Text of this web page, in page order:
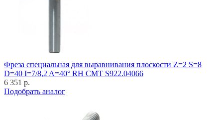
Фреза специальная для выравнивания плоскости Z=2 S=8
D=40 I=7/8,2 A=40° RH CMT S922.04066
6 351 р.
Подобрать аналог